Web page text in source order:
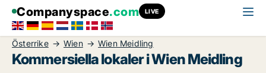
Companyspace.com LIVE
Österrike Wien Wien Meidling
Kommersiella lokaler i Wien Meidling